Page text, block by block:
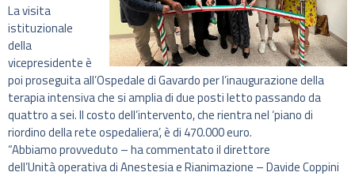
La visita
istituzionale
della
vicepresidente è
poi proseguita all’Ospedale di Gavardo per l’inaugurazione della
terapia intensiva che si amplia di due posti letto passando da
quattro a sei. Il costo dell’intervento, che rientra nel ‘piano di
riordino della rete ospedaliera’, è di 470.000 euro.
“Abbiamo provveduto – ha commentato il direttore
dell’Unità operativa di Anestesia e Rianimazione – Davide Coppini